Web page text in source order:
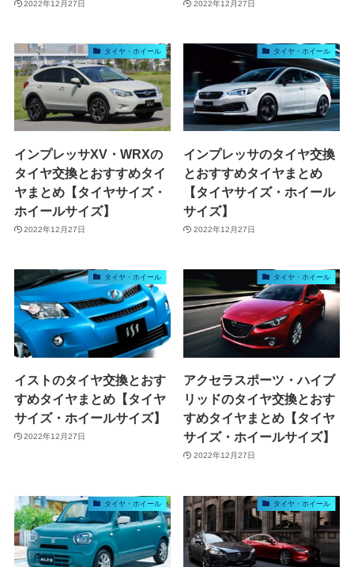
2022年12月27日 2022年12月27日
タイヤ・ホイール
インプレッサXV・WRXの
タイヤ交換とおすすめタイ
ヤまとめ【タイヤサイズ・
ホイールサイズ】
2022年12月27日
タイヤ・ホイール
インプレッサのタイヤ交換
とおすすめタイヤまとめ
【タイヤサイズ・ホイール
サイズ】
2022年12月27日
タイヤ・ホイール
イストのタイヤ交換とおす
すめタイヤまとめ【タイヤ
サイズ・ホイールサイズ】
2022年12月27日
タイヤ・ホイール
アクセラスポーツ・ハイブ
リッドのタイヤ交換とおす
すめタイヤまとめ【タイヤ
サイズ・ホイールサイズ】
2022年12月27日
タイヤ・ホイール タイヤ・ホイール